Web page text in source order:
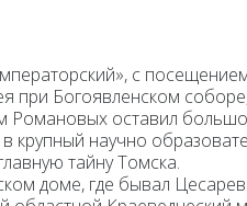
с
при Богоявленском
Романовых оставил
в крупный научно
тайну Томска.
доме, где бывал